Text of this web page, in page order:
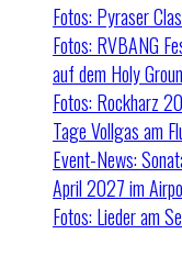
Fotos: Pyraser
Fotos: RVBANG
auf dem Holy
Fotos: Rockharz
Tage Vollgas am
Event-News:
April 2027 im
Fotos: Lieder am